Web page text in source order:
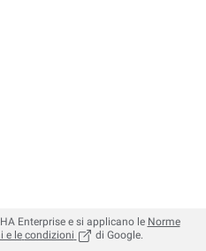
Enterprise e si applicano le Norme
scheda)
e le condizioni , (apre in una nuova
di Google.